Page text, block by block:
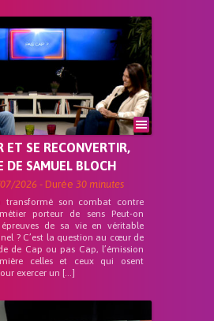
ET SE RECONVERTIR,
DE SAMUEL BLOCH
2026 - Durée 30 minutes
transformé son combat contre
porteur de sens Peut-on
de sa vie en véritable
? C’est la question au cœur de
de Cap ou pas Cap, l’émission
celles et ceux qui osent
exercer un […]